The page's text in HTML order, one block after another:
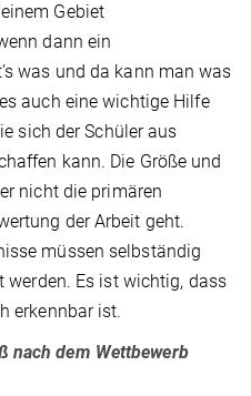
Gebiet
dann ein
was und da kann man was
auch eine wichtige Hilfe
sich der Schüler aus
kann. Die Größe und
nicht die primären
der Arbeit geht.
müssen selbständig
Es ist wichtig, dass
erkennbar ist.
nach dem Wettbewerb